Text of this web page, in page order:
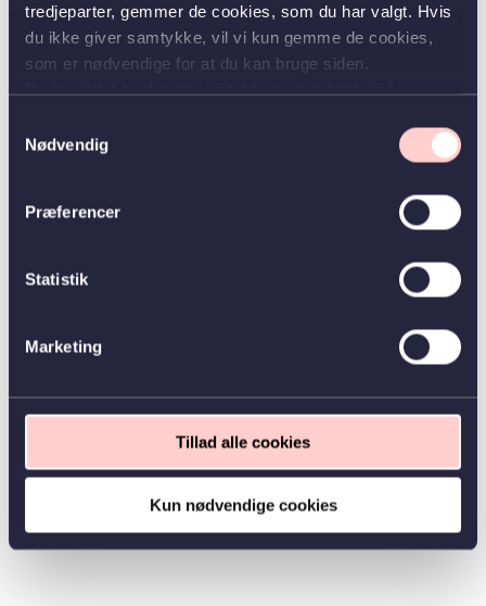
tredjeparter, gemmer de cookies, som du har valgt. Hvis
du ikke giver samtykke, vil vi kun gemme de cookies,
som er nødvendige for at du kan bruge siden.
Nødvendig
Præferencer
Statistik
Marketing
Tillad alle cookies
Kun nødvendige cookies